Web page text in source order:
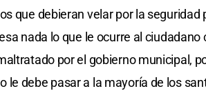
que debieran velar por la seguridad
nada lo que le ocurre al
por el gobierno municipal,
le debe pasar a la mayoría de los